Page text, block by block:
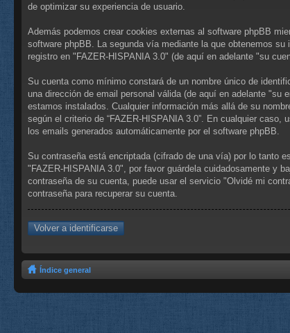
de optimizar su experiencia de usuario.
Además podemos crear cookies externas al software phpBB
software phpBB. La segunda vía mediante la que obtenemos
registro en "FAZER-HISPANIA 3.0" (de aquí en adelante "su
Su cuenta como mínimo constará de un nombre único de
una dirección de email personal válida (de aquí en adelante
estamos instalados. Cualquier información más allá de su
según el criterio de “FAZER-HISPANIA 3.0”. En cualquier
los emails generados automáticamente por el software phpBB.
Su contraseña está encriptada (cifrado de una vía) por lo tanto
"FAZER-HISPANIA 3.0", por favor guárdela cuidadosamente y
contraseña de su cuenta, puede usar el servicio "Olvidé mi
contraseña para recuperar su cuenta.
Volver a identificarse
Índice general